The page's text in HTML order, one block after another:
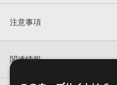
★★★★★
★5
注意事項
FAT32
4GBを超えるデータを格納することができま
関連情報
BOOM Library 製品一覧